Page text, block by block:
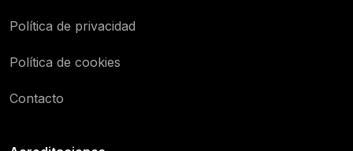
Política de privacidad
Política de cookies
Contacto